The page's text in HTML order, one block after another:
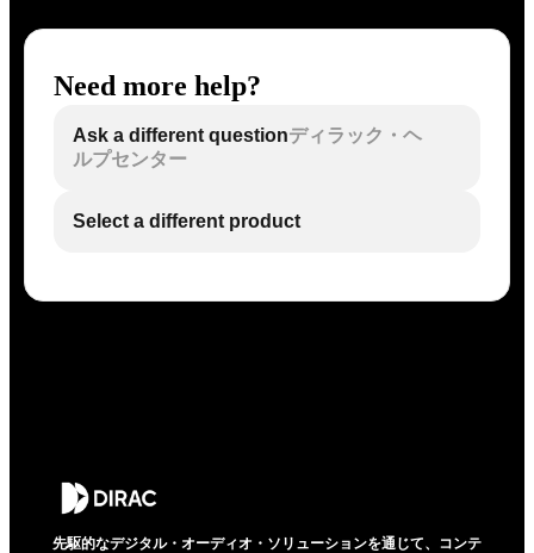
Need more help?
Ask a different questionディラック・ヘ
ルプセンター
Select a different product
先駆的なデジタル・オーディオ・ソリューションを通じて、コンテ